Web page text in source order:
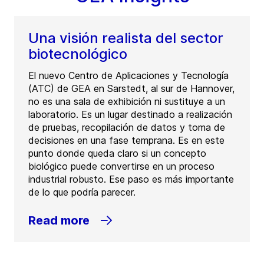
Una visión realista del sector
biotecnológico
El nuevo Centro de Aplicaciones y Tecnología
(ATC) de GEA en Sarstedt, al sur de Hannover,
no es una sala de exhibición ni sustituye a un
laboratorio. Es un lugar destinado a realización
de pruebas, recopilación de datos y toma de
decisiones en una fase temprana. Es en este
punto donde queda claro si un concepto
biológico puede convertirse en un proceso
industrial robusto. Ese paso es más importante
de lo que podría parecer.
Read more